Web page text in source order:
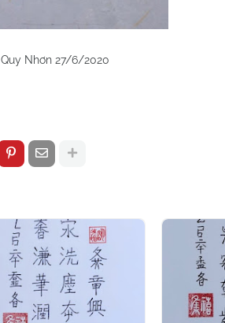
Quy Nhơn 27/6/2020